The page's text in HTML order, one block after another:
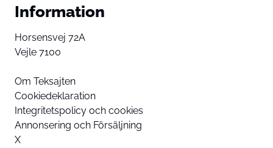
Information
Horsensvej 72A
Vejle 7100
Om Teksajten
Cookiedeklaration
Integritetspolicy och cookies
Annonsering och Försäljning
X